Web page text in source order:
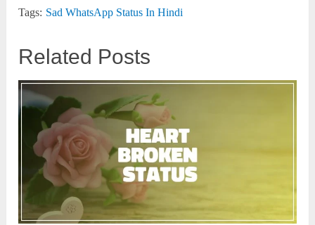
Tags: Sad WhatsApp Status In Hindi
Related Posts